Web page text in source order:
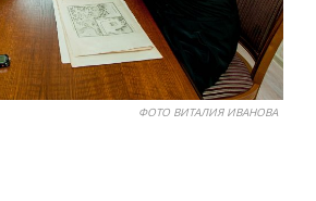
ФОТО ВИТАЛИЯ ИВАНОВА